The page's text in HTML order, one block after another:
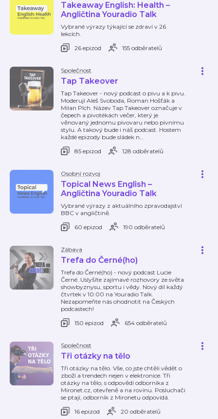
Takeaway English: Health –
Angličtina Youradio Talk
Vybrané výrazy týkající se zdraví v 26
lekcích.
26 epizod
155 odběratelů
Společnost
Tap Takeover
Tap Takeover - nový podcast o pivu a k pivu.
Moderují Aleš Svoboda, Roman Hošťák a
Milan Plch. Název Tap Takeover označuje v
čepech a pivotékách večer, který je
věnovaný jednomu pivovaru nebo pivnímu
stylu. A takový bude i náš podcast. Hostem
každé epizody bude sládek n…
85 epizod
128 odběratelů
Osobní rozvoj
Topical News English –
Angličtina Youradio Talk
Vybrané výrazy z aktuálního zpravodajství
BBC v angličtině.
60 epizod
190 odběratelů
Zábava
Trefa do Černé(ho)
Trefa do Černé(ho) - nový podcast Lucie
Černé. Uslyšíte zajímavé rozhovory ze světa
showbyznysu, sportu i vědy. Nový díl každý
čtvrtek v 10:00 na Youradio Talk.
Nezapomeňte nás ohodnotit na Českých
podcastech!
150 epizod
654 odběratelů
Společnost
Tři otázky na tělo
Tři otázky na tělo. Vše, co jste chtěli vědět o
zboží a trendech nejen v elektronice. Tři
otázky na tělo, s odpovědí odborníka z
Mironet.cz, otevřeně a na rovinu. Posluchači
se ptají, odborník z Mironetu odpovídá.
16 epizod
20 odběratelů